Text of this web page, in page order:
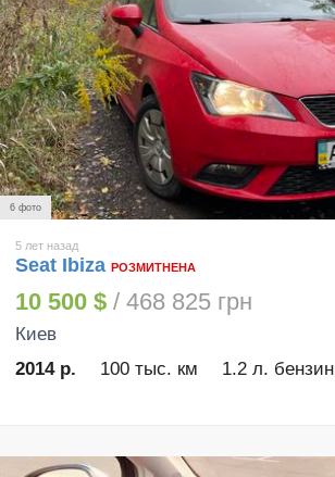
6 фото
5 лет назад
Seat Ibiza РОЗМИТНЕНА
10 500 $ / 468 825 грн
Киев
2014 р.
100 тыс. км 1.2 л. бензин